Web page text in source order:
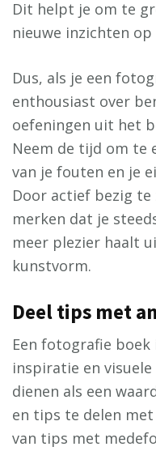
Dit helpt je om te
nieuwe inzichten op
Dus, als je een
enthousiast over
oefeningen uit het
Neem de tijd om te
van je fouten en je
Door actief bezig
merken dat je
meer plezier haalt
kunstvorm.
Deel tips met
Een fotografie
inspiratie en
dienen als een
en tips te delen
van tips met